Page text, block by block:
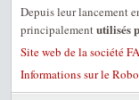
Depuis leur lancement
principalementutilisés
Site web de la société
Informations sur le